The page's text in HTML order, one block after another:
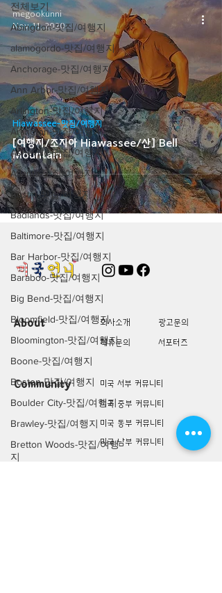
전체보기
Abingdon-맛집/여행지
alamogordo-맛집/여행지
Anchorage-맛집/여행지
Ann Arbor-맛집/여행지
Arlington-맛집/여행지
Arlington-맛집/여행지
Asheville-맛집/여행지
Atlanta-맛집/여행지
Austin-맛집/여행지
Badlands-맛집/여행지
Baltimore-맛집/여행지
Bar Harbor-맛집/여행지
Baraboo-맛집/여행지
Big Bend-맛집/여행지
Bloomfield-맛집/여행지
Bloomington-맛집/여행지
Boone-맛집/여행지
Boston-맛집/여행지
Boulder City-맛집/여행지
Brawley-맛집/여행지
Bretton Woods-맛집/여행
지
[여행지/조지아 Hiawassee/산] Bell
Mountain
Hiawassee-맛집/여행지
megookunni
Nov 11, 2020
About 회사소개
광고문의
제휴문의
서포터즈
Community
미국 서부 커뮤니티
미국 중부 커뮤니티
미국 동부 커뮤니티
미국 남부 커뮤니티